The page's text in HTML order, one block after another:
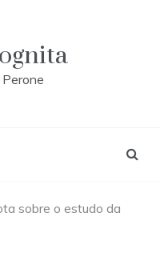
sobre o estudo da